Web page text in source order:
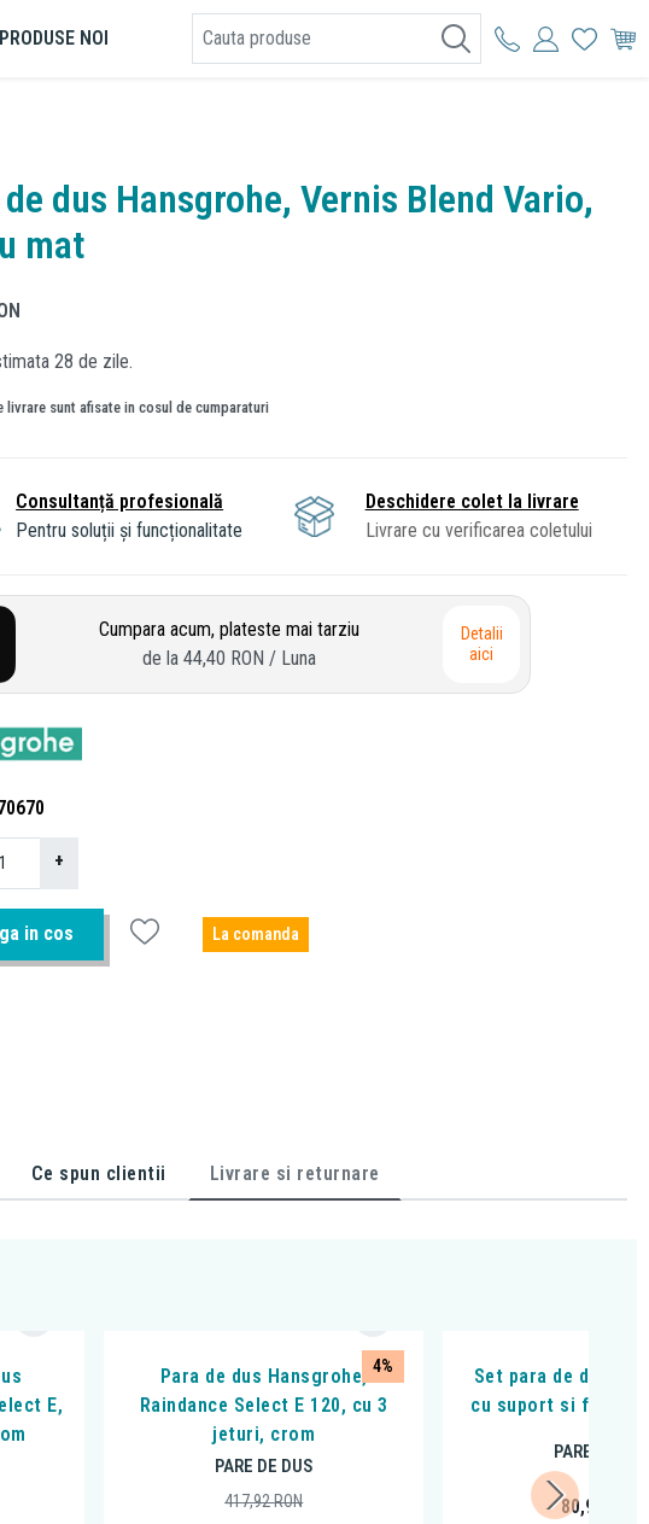
PRODUSE NOI
de dus Hansgrohe, Vernis Blend Vario,
mat
28 de zile.
livrare sunt afisate in cosul de cumparaturi
Consultanță profesională
Pentru soluții și funcționalitate
Deschidere colet la livrare
Livrare cu verificarea coletului
Cumpara acum, plateste mai tarziu
de la 44,40 RON / Luna
Detalii
aici
+
in cos La comanda
Ce spun clientii Livrare si returnare
E,
4%
Para de dus Hansgrohe,
Raindance Select E 120, cu 3
jeturi, crom
PARE DE DUS
417,92RON
Set para de dus,
cu suport si furtun,
PARE DE
80,99